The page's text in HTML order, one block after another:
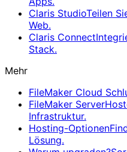
Claris StudioTeilen
Web.
Claris Connect
Stack.
Mehr
FileMaker Cloud
FileMaker Server
Infrastruktur.
Hosting-Optionen
Lösung.